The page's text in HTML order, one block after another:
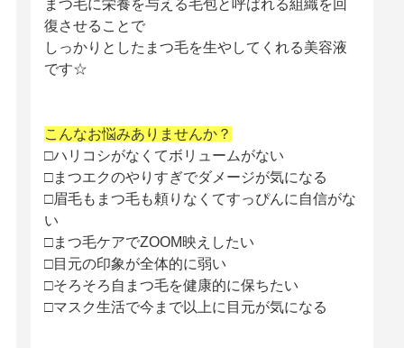
まつ毛に栄養を与える毛包と呼ばれる組織を回
復させることで
しっかりとしたまつ毛を生やしてくれる美容液
です☆
こんなお悩みありませんか？
□ハリコシがなくてボリュームがない
□まつエクのやりすぎでダメージが気になる
□眉毛もまつ毛も頼りなくてすっぴんに自信がな
い
□まつ毛ケアでZOOM映えしたい
□目元の印象が全体的に弱い
□そろそろ自まつ毛を健康的に保ちたい
□マスク生活で今まで以上に目元が気になる